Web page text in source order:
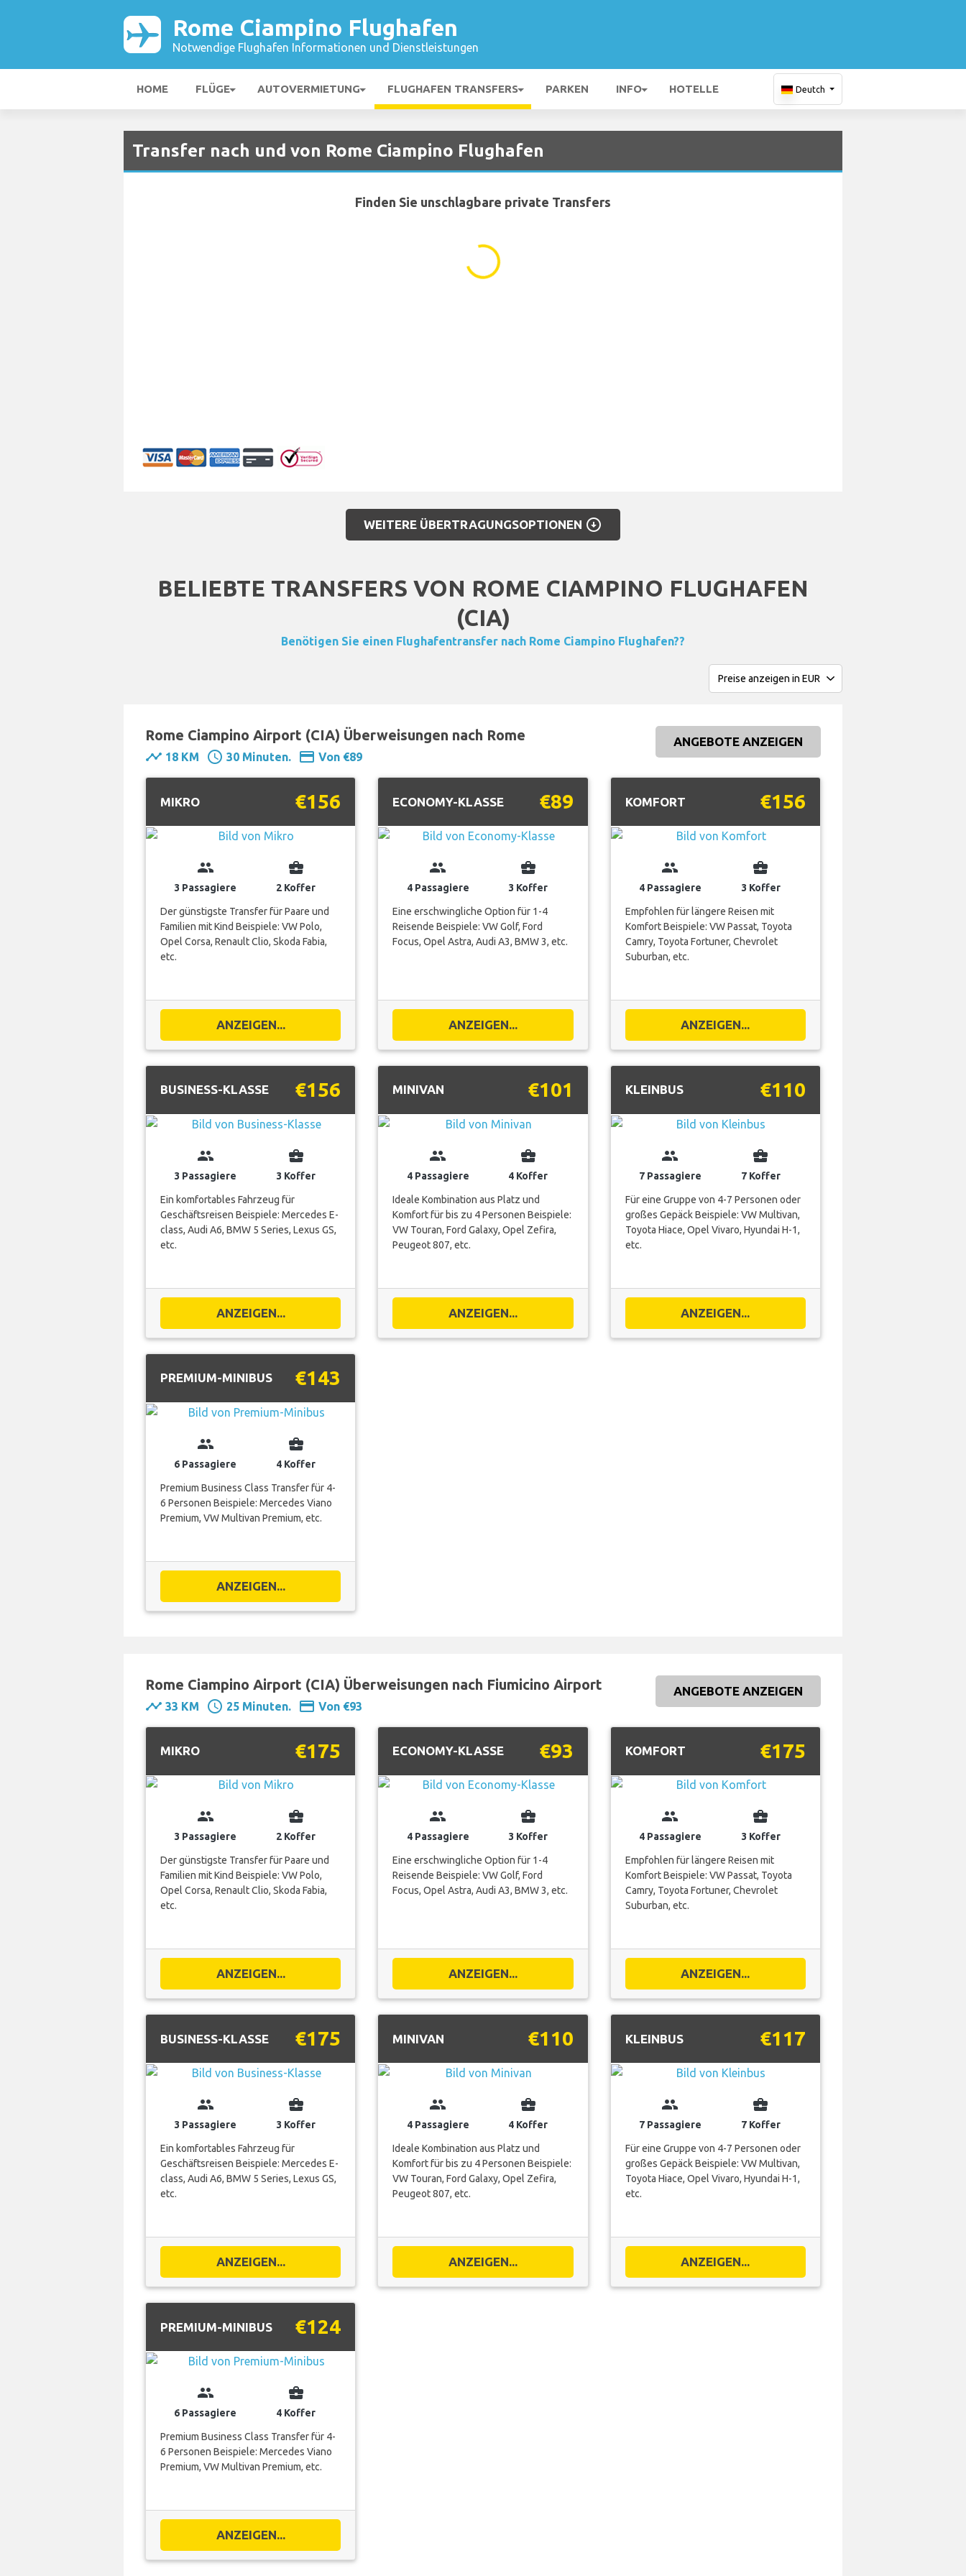
Rome Ciampino Flughafen
Notwendige Flughafen Informationen und Dienstleistungen
HOME FLÜGE AUTOVERMIETUNG FLUGHAFEN TRANSFERS PARKEN INFO HOTELLE Deutch
Transfer nach und von Rome Ciampino Flughafen
Finden Sie unschlagbare private Transfers
WEITERE ÜBERTRAGUNGSOPTIONEN arrow_circle_down
BELIEBTE TRANSFERS VON ROME CIAMPINO FLUGHAFEN
(CIA)
Benötigen Sie einen Flughafentransfer nach Rome Ciampino Flughafen??
Rome Ciampino Airport (CIA) Überweisungen nach Rome
timeline 18 KM schedule 30 Minuten. payment Von €89
ANGEBOTE ANZEIGEN
MIKRO €156
group
3 Passagiere
business_center
2 Koffer
Der günstigste Transfer für Paare und
Familien mit Kind Beispiele: VW Polo,
Opel Corsa, Renault Clio, Skoda Fabia,
etc.
ANZEIGEN...
ECONOMY-KLASSE €89
group
4 Passagiere
business_center
3 Koffer
Eine erschwingliche Option für 1-4
Reisende Beispiele: VW Golf, Ford
Focus, Opel Astra, Audi A3, BMW 3, etc.
ANZEIGEN...
KOMFORT €156
group
4 Passagiere
business_center
3 Koffer
Empfohlen für längere Reisen mit
Komfort Beispiele: VW Passat, Toyota
Camry, Toyota Fortuner, Chevrolet
Suburban, etc.
ANZEIGEN...
BUSINESS-KLASSE €156
group
3 Passagiere
business_center
3 Koffer
Ein komfortables Fahrzeug für
Geschäftsreisen Beispiele: Mercedes E-
class, Audi A6, BMW 5 Series, Lexus GS,
etc.
ANZEIGEN...
MINIVAN €101
group
4 Passagiere
business_center
4 Koffer
Ideale Kombination aus Platz und
Komfort für bis zu 4 Personen Beispiele:
VW Touran, Ford Galaxy, Opel Zefira,
Peugeot 807, etc.
ANZEIGEN...
KLEINBUS €110
group
7 Passagiere
business_center
7 Koffer
Für eine Gruppe von 4-7 Personen oder
großes Gepäck Beispiele: VW Multivan,
Toyota Hiace, Opel Vivaro, Hyundai H-1,
etc.
ANZEIGEN...
PREMIUM-MINIBUS €143
group
6 Passagiere
business_center
4 Koffer
Premium Business Class Transfer für 4-
6 Personen Beispiele: Mercedes Viano
Premium, VW Multivan Premium, etc.
ANZEIGEN...
Rome Ciampino Airport (CIA) Überweisungen nach Fiumicino Airport
timeline 33 KM schedule 25 Minuten. payment Von €93
ANGEBOTE ANZEIGEN
MIKRO €175
group
3 Passagiere
business_center
2 Koffer
Der günstigste Transfer für Paare und
Familien mit Kind Beispiele: VW Polo,
Opel Corsa, Renault Clio, Skoda Fabia,
etc.
ANZEIGEN...
ECONOMY-KLASSE €93
group
4 Passagiere
business_center
3 Koffer
Eine erschwingliche Option für 1-4
Reisende Beispiele: VW Golf, Ford
Focus, Opel Astra, Audi A3, BMW 3, etc.
ANZEIGEN...
KOMFORT €175
group
4 Passagiere
business_center
3 Koffer
Empfohlen für längere Reisen mit
Komfort Beispiele: VW Passat, Toyota
Camry, Toyota Fortuner, Chevrolet
Suburban, etc.
ANZEIGEN...
BUSINESS-KLASSE €175
group
3 Passagiere
business_center
3 Koffer
Ein komfortables Fahrzeug für
Geschäftsreisen Beispiele: Mercedes E-
class, Audi A6, BMW 5 Series, Lexus GS,
etc.
ANZEIGEN...
MINIVAN €110
group
4 Passagiere
business_center
4 Koffer
Ideale Kombination aus Platz und
Komfort für bis zu 4 Personen Beispiele:
VW Touran, Ford Galaxy, Opel Zefira,
Peugeot 807, etc.
ANZEIGEN...
KLEINBUS €117
group
7 Passagiere
business_center
7 Koffer
Für eine Gruppe von 4-7 Personen oder
großes Gepäck Beispiele: VW Multivan,
Toyota Hiace, Opel Vivaro, Hyundai H-1,
etc.
ANZEIGEN...
PREMIUM-MINIBUS €124
group
6 Passagiere
business_center
4 Koffer
Premium Business Class Transfer für 4-
6 Personen Beispiele: Mercedes Viano
Premium, VW Multivan Premium, etc.
ANZEIGEN...